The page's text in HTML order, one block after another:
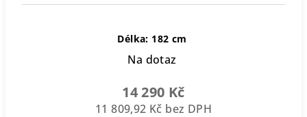
Délka: 182 cm
Na dotaz
14 290 Kč
11 809,92 Kč bez DPH